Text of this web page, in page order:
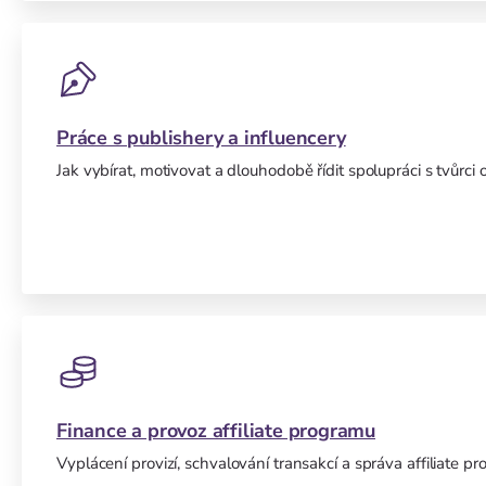
Práce s publishery a influencery
Jak vybírat, motivovat a dlouhodobě řídit spolupráci s tvůrci
Finance a provoz affiliate programu
Vyplácení provizí, schvalování transakcí a správa affiliate